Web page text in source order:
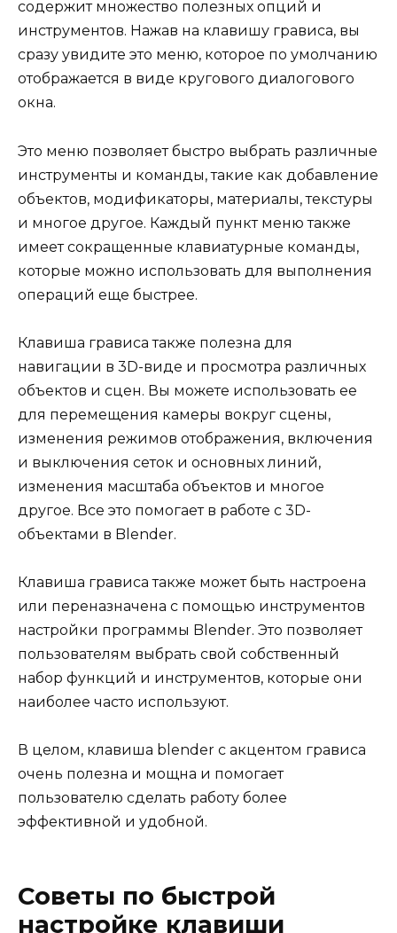
содержит множество полезных опций и
инструментов. Нажав на клавишу грависа, вы
сразу увидите это меню, которое по умолчанию
отображается в виде кругового диалогового
окна.
Это меню позволяет быстро выбрать различные
инструменты и команды, такие как добавление
объектов, модификаторы, материалы, текстуры
и многое другое. Каждый пункт меню также
имеет сокращенные клавиатурные команды,
которые можно использовать для выполнения
операций еще быстрее.
Клавиша грависа также полезна для
навигации в 3D-виде и просмотра различных
объектов и сцен. Вы можете использовать ее
для перемещения камеры вокруг сцены,
изменения режимов отображения, включения
и выключения сеток и основных линий,
изменения масштаба объектов и многое
другое. Все это помогает в работе с 3D-
объектами в Blender.
Клавиша грависа также может быть настроена
или переназначена с помощью инструментов
настройки программы Blender. Это позволяет
пользователям выбрать свой собственный
набор функций и инструментов, которые они
наиболее часто используют.
В целом, клавиша blender с акцентом грависа
очень полезна и мощна и помогает
пользователю сделать работу более
эффективной и удобной.
Советы по быстрой
настройке клавиши